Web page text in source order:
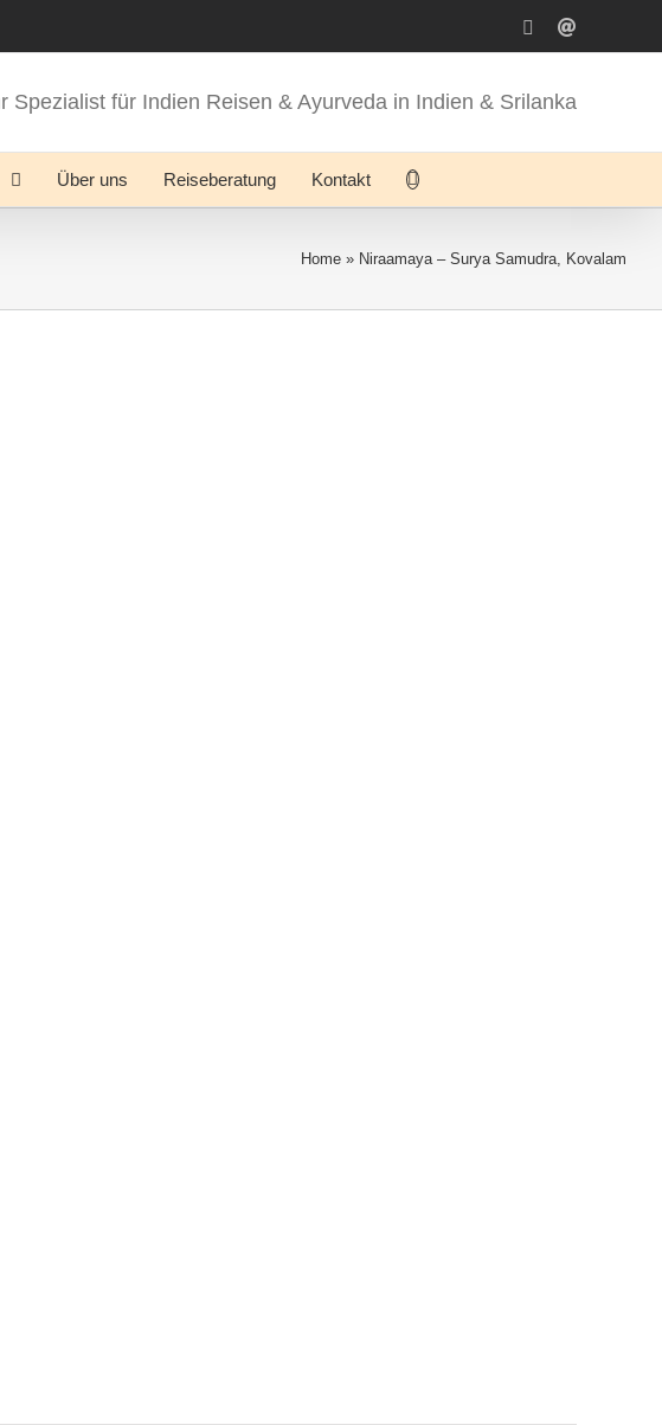
WhatsApp
Spezialist für Indien Reisen & Ayurveda in Indien & Srilanka
Über uns Reiseberatung Kontakt
Home » Niraamaya – Surya Samudra, Kovalam